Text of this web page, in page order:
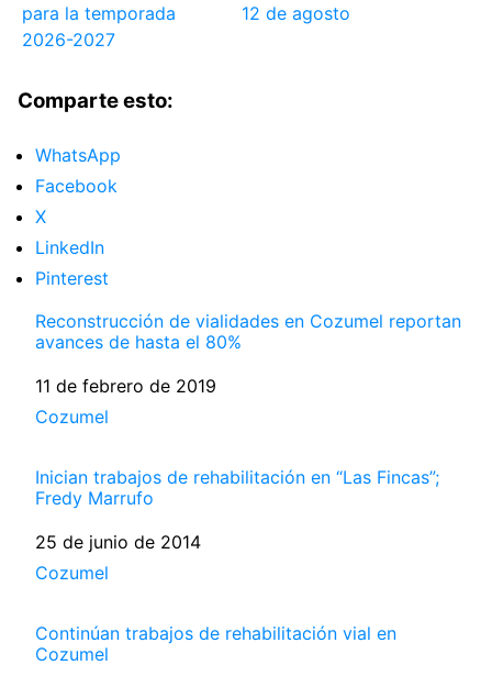
para la temporada
2026-2027
12 de agosto
Comparte esto:
WhatsApp
Facebook
X
LinkedIn
Pinterest
Reconstrucción de vialidades en Cozumel reportan
avances de hasta el 80%
Fecha
11 de febrero de 2019
Respecto a
Cozumel
Inician trabajos de rehabilitación en “Las Fincas”;
Fredy Marrufo
Fecha
25 de junio de 2014
Respecto a
Cozumel
Continúan trabajos de rehabilitación vial en
Cozumel